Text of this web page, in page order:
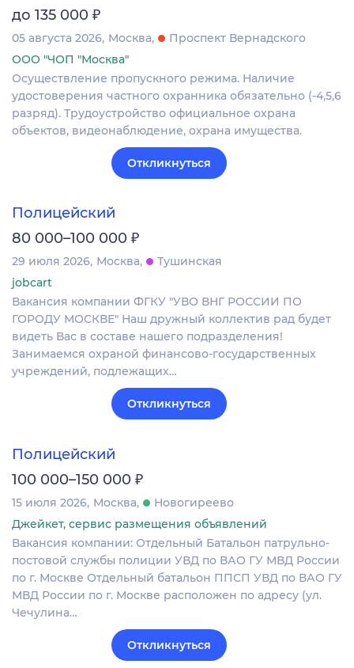
до 135 000 ₽
05 августа 2026 Москва
Проспект Вернадского
ООО "ЧОП "Москва"
Осуществление пропускного режима. Наличие
удостоверения частного охранника обязательно (-4,5,6
разряд). Трудоустройство официальное охрана
объектов, видеонаблюдение, охрана имущества.
Откликнуться
Полицейский
80 000–100 000 ₽
29 июля 2026 Москва
Тушинская
jobcart
Вакансия компании ФГКУ "УВО ВНГ РОССИИ ПО
ГОРОДУ МОСКВЕ" Наш дружный коллектив рад будет
видеть Вас в составе нашего подразделения!
Занимаемся охраной финансово-государственных
учреждений, подлежащих…
Откликнуться
Полицейский
100 000–150 000 ₽
15 июля 2026 Москва
Новогиреево
Джейкет, сервис размещения объявлений
Вакансия компании: Отдельный Батальон патрульно-
постовой службы полиции УВД по ВАО ГУ МВД России
по г. Москве Отдельный батальон ППСП УВД по ВАО ГУ
МВД России по г. Москве расположен по адресу (ул.
Чечулина…
Откликнуться